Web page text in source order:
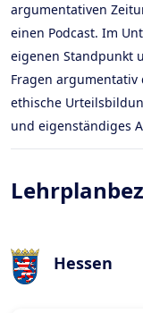
argumentativen
einen Podcast. Im
eigenen Standpunkt
Fragen
ethische
und eigenständiges
Hessen